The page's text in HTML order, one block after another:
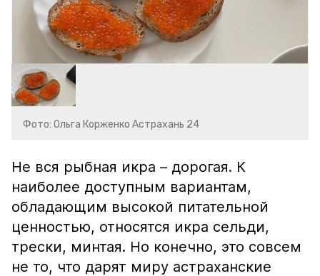
Фото: Ольга Корженко Астрахань 24
Не вся рыбная икра – дорогая. К
наиболее доступным вариантам,
обладающим высокой питательной
ценностью, относятся икра сельди,
трески, минтая. Но конечно, это совсем
не то, что дарят миру астраханские